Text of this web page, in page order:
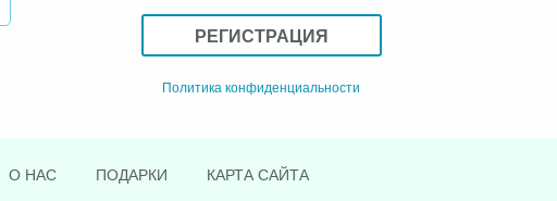
РЕГИСТРАЦИЯ
Политика конфиденциальности
О НАС ПОДАРКИ КАРТА САЙТА